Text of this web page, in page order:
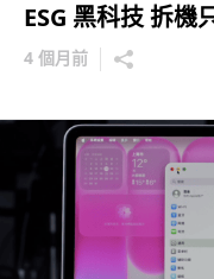
ESG 黑科技 拆機
4 個月前